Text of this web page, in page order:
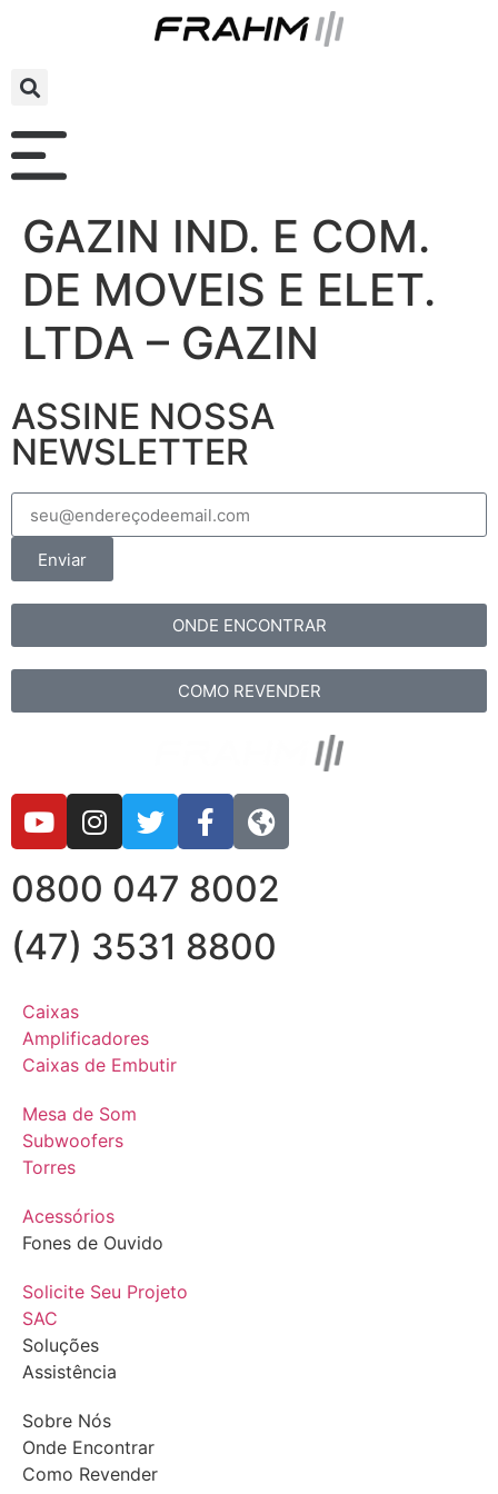
GAZIN IND. E COM.
DE MOVEIS E ELET.
LTDA – GAZIN
ASSINE NOSSA
NEWSLETTER
Enviar
ONDE ENCONTRAR
COMO REVENDER
0800 047 8002
(47) 3531 8800
Caixas
Amplificadores
Caixas de Embutir
Mesa de Som
Subwoofers
Torres
Acessórios
Fones de Ouvido
Solicite Seu Projeto
SAC
Soluções
Assistência
Sobre Nós
Onde Encontrar
Como Revender